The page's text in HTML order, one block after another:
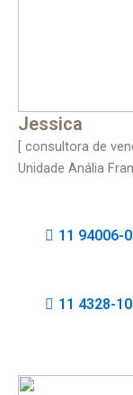
Jessica
[ consultora de
Unidade Anália
11 94006-
11 4328-